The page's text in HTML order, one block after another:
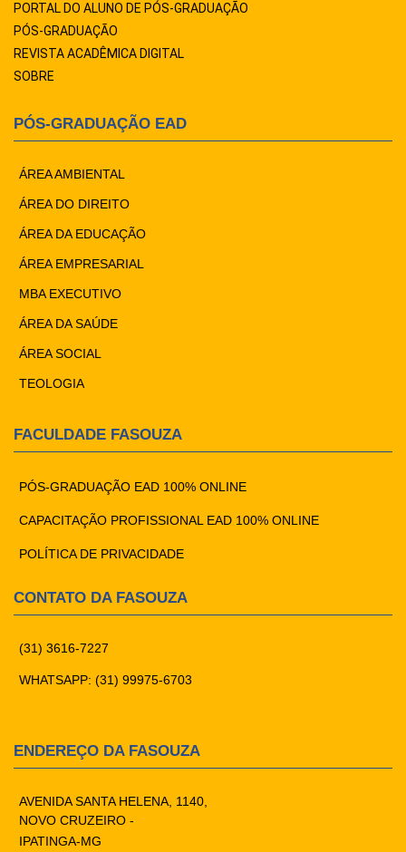
PORTAL DO ALUNO DE PÓS-GRADUAÇÃO
PÓS-GRADUAÇÃO
REVISTA ACADÊMICA DIGITAL
SOBRE
PÓS-GRADUAÇÃO EAD
ÁREA AMBIENTAL
ÁREA DO DIREITO
ÁREA DA EDUCAÇÃO
ÁREA EMPRESARIAL
MBA EXECUTIVO
ÁREA DA SAÚDE
ÁREA SOCIAL
TEOLOGIA
FACULDADE FASOUZA
PÓS-GRADUAÇÃO EAD 100% ONLINE
CAPACITAÇÃO PROFISSIONAL EAD 100% ONLINE
POLÍTICA DE PRIVACIDADE
CONTATO DA FASOUZA
(31) 3616-7227
WHATSAPP: (31) 99975-6703
ENDEREÇO DA FASOUZA
AVENIDA SANTA HELENA, 1140,
NOVO CRUZEIRO -
IPATINGA-MG